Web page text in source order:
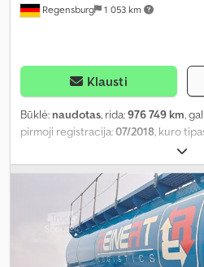
Regensburg 1 053 km
Klausti
Būklė: naudotas, rida:976 749 km,
pirmoji registracija:07/2018, kuro
2 ašys
automatinis, emisijos klasė:Euro 6,
šildytuvas, suodžių filtras,